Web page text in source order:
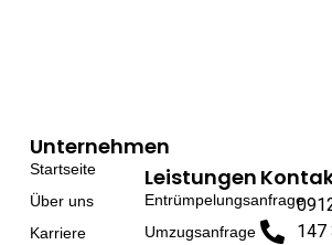
Unternehmen
Startseite
Über uns
Karriere
Leistungen
Entrümpelungsanfrage
Umzugsanfrage
147